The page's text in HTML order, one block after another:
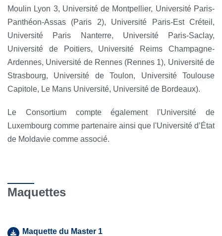
Moulin Lyon 3, Université de Montpellier, Université Paris-
Panthéon-Assas (Paris 2), Université Paris-Est Créteil,
Université Paris Nanterre, Université Paris-Saclay,
Université de Poitiers, Université Reims Champagne-
Ardennes, Université de Rennes (Rennes 1), Université de
Strasbourg, Université de Toulon, Université Toulouse
Capitole, Le Mans Université, Université de Bordeaux).
Le Consortium compte également l'Université de
Luxembourg comme partenaire ainsi que l'Université d’État
de Moldavie comme associé.
Maquettes
Maquette du Master 1